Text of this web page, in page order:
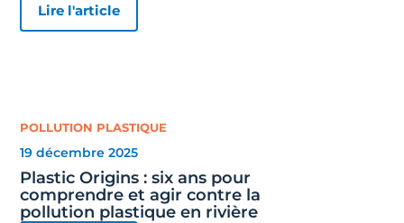
Lire l'article
POLLUTION PLASTIQUE
19 décembre 2025
Plastic Origins : six ans pour
comprendre et agir contre la
pollution plastique en rivière